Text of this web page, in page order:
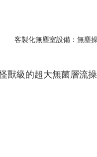
客製化無塵室設備：無塵
獸級的超大無菌層流操